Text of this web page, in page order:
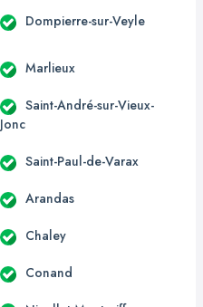
Dompierre-sur-Veyle
Marlieux
Saint-André-sur-Vieux-
Jonc
Saint-Paul-de-Varax
Arandas
Chaley
Conand